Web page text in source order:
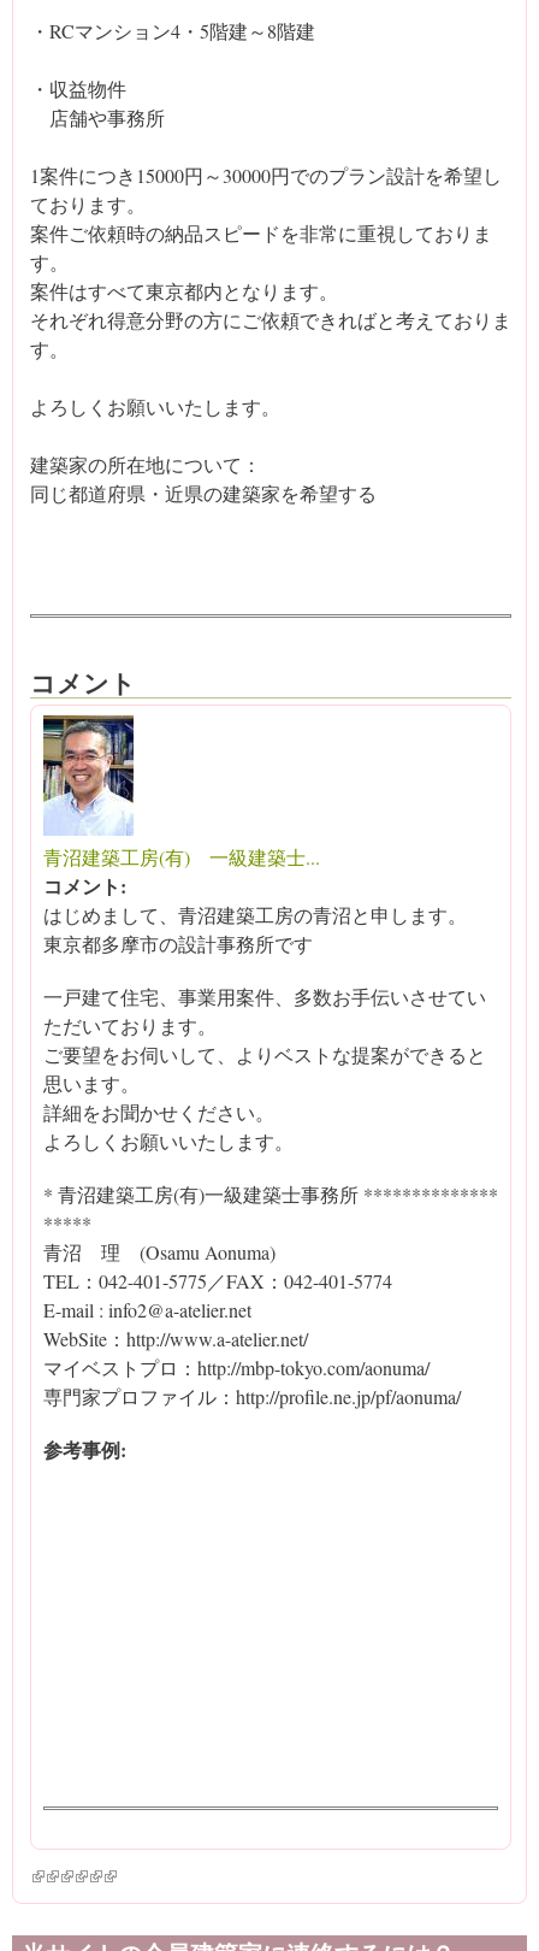
・RCマンション4・5階建～8階建
・収益物件
店舗や事務所
1案件につき15000円～30000円でのプラン設計を希望し
ております。
案件ご依頼時の納品スピードを非常に重視しておりま
す。
案件はすべて東京都内となります。
それぞれ得意分野の方にご依頼できればと考えておりま
す。
よろしくお願いいたします。
建築家の所在地について：
同じ都道府県・近県の建築家を希望する
コメント
青沼建築工房(有) 一級建築士...
コメント:
はじめまして、青沼建築工房の青沼と申します。
東京都多摩市の設計事務所です
一戸建て住宅、事業用案件、多数お手伝いさせてい
ただいております。
ご要望をお伺いして、よりベストな提案ができると
思います。
詳細をお聞かせください。
よろしくお願いいたします。
* 青沼建築工房(有)一級建築士事務所 **************
*****
青沼 理 (Osamu Aonuma)
TEL：042-401-5775／FAX：042-401-5774
E-mail : info2@a-atelier.net
WebSite：http://www.a-atelier.net/
マイベストプロ：http://mbp-tokyo.com/aonuma/
専門家プロファイル：http://profile.ne.jp/pf/aonuma/
参考事例:
(link is external)
(link is external)
(link is external)
(link is external)
(link is external)
(link is external)